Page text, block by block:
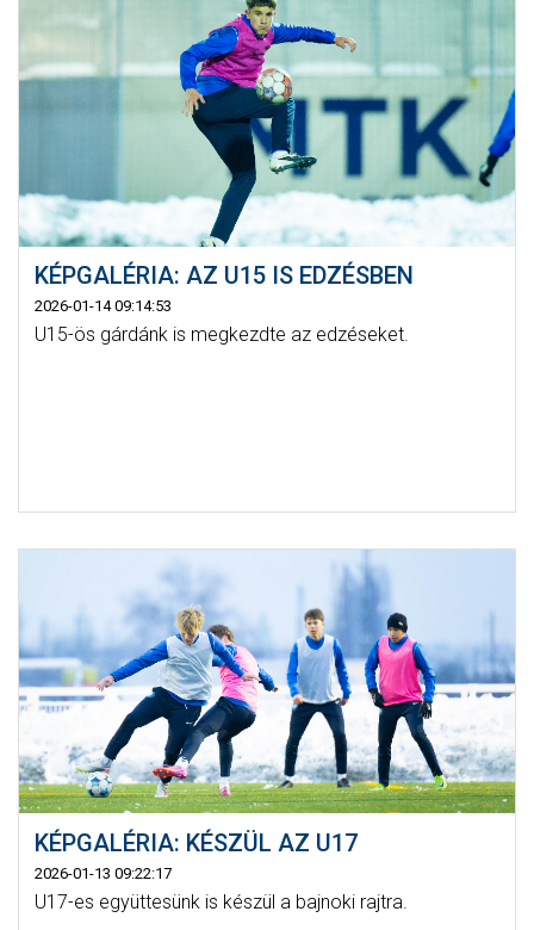
KÉPGALÉRIA: AZ U15 IS EDZÉSBEN
2026-01-14 09:14:53
U15-ös gárdánk is megkezdte az edzéseket.
KÉPGALÉRIA: KÉSZÜL AZ U17
2026-01-13 09:22:17
U17-es együttesünk is készül a bajnoki rajtra.